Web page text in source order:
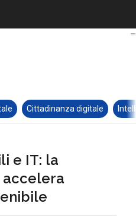
Cittadinanza digitale
e IT: la
accelera